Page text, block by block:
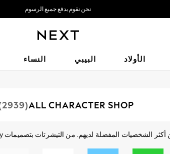
نحن نقوم بدفع جميع الرسوم
الأولاد البيبي النساء
ALL CHARACTER SHOP
(2939)